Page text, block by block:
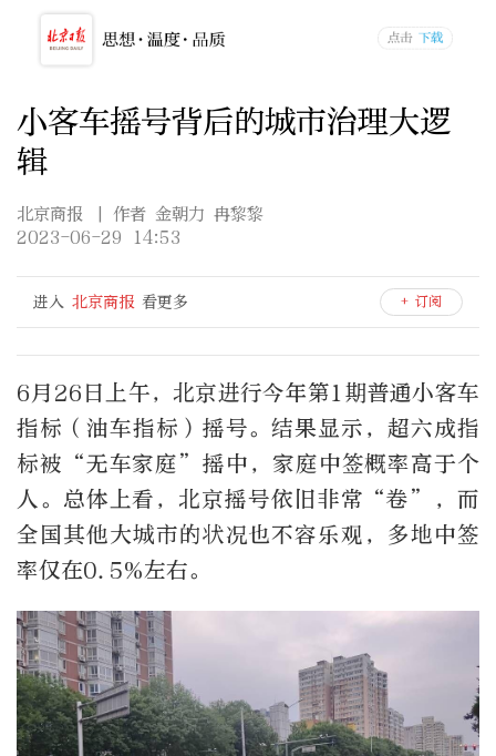
小客车摇号背后的城市治理大逻
辑
北京商报
| 作者 金朝力 冉黎黎
2023-06-29 14:53
进入 北京商报 看更多 + 订阅
6月26日上午，北京进行今年第1期普通小客车
指标（油车指标）摇号。结果显示，超六成指
标被“无车家庭”摇中，家庭中签概率高于个
人。总体上看，北京摇号依旧非常“卷”，而
全国其他大城市的状况也不容乐观，多地中签
率仅在0.5%左右。